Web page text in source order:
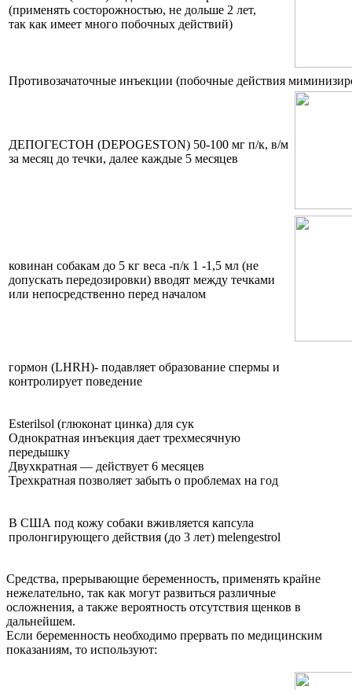
(применять состорожностью, не дольше 2 лет,
так как имеет много побочных действий)
Противозачаточные инъекции (побочные действия
ДЕПОГЕСТОН (DEPOGESTON) 50-100 мг п/к, в/м
за месяц до течки, далее каждые 5 месяцев
ковинан собакам до 5 кг веса -п/к 1 -1,5 мл (не
допускать передозировки) вводят между течками
или непосредственно перед началом
гормон (LHRH)- подавляет образование спермы и
контролирует поведение
Esterilsol (глюконат цинка) для сук
Однократная инъекция дает трехмесячную
передышку
Двухкратная — действует 6 месяцев
Трехкратная позволяет забыть о проблемах на год
В США под кожу собаки вживляется капсула
пролонгирующего действия (до 3 лет) melengestrol
Средства, прерывающие беременность, применять крайне
нежелательно, так как могут развиться различные
осложнения, а также вероятность отсутствия щенков в
дальнейшем.
Если беременность необходимо прервать по медицинским
показаниям, то используют: